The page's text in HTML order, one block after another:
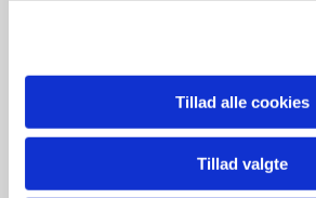
Tillad alle cookies
Tillad valgte
n om dåb
Hvis I gerne vil
dåben, så læs